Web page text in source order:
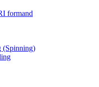
formand
(Spinning)